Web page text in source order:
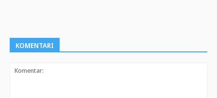
KOMENTARI